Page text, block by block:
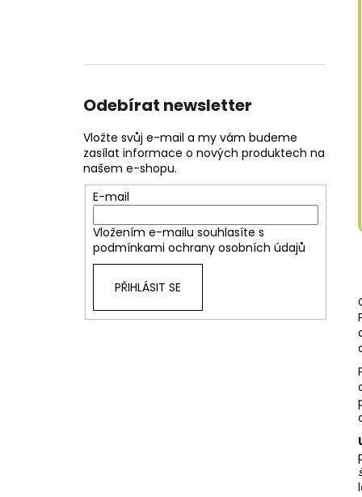
Odebírat newsletter
Vložte svůj e-mail a my vám budeme
zasílat informace o nových produktech na
našem e-shopu.
E-mail
Vložením e-mailu souhlasíte s
podmínkami ochrany osobních údajů
PŘIHLÁSIT SE